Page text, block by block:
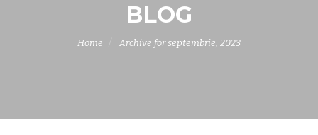
BLOG
Home Archive for septembrie, 2023